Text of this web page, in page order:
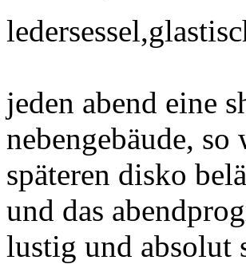
jeden abend eine
nebengebäude,
späteren disko
und das
lustig und absolut